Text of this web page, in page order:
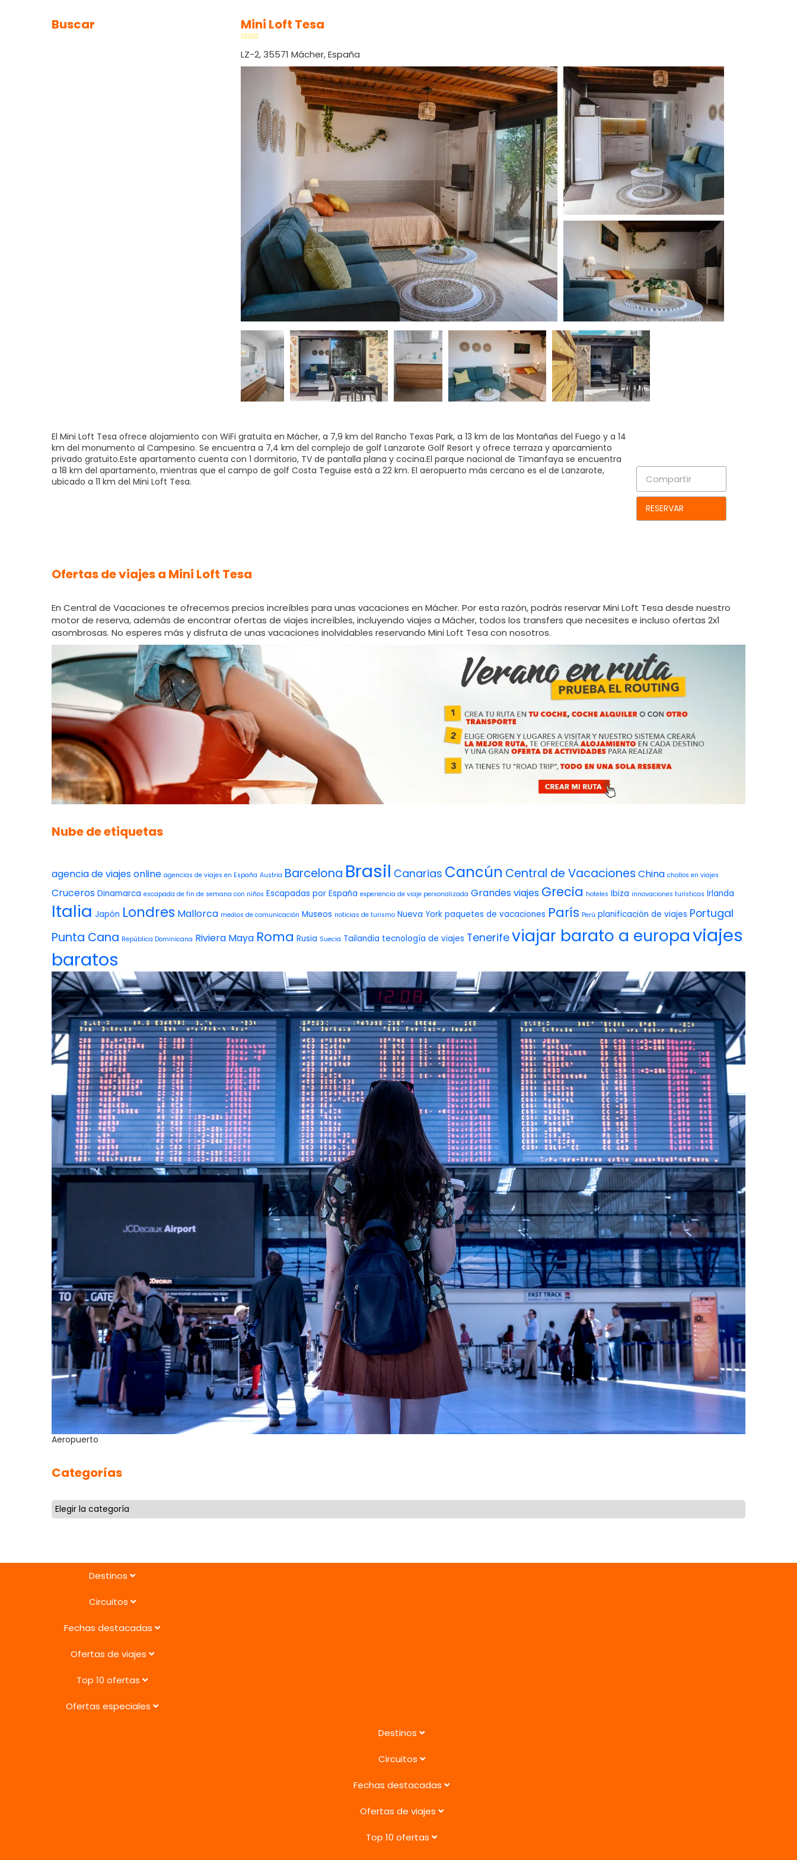
Buscar Mini Loft Tesa
LZ-2, 35571 Mácher, España
El Mini Loft Tesa ofrece alojamiento con WiFi gratuita en Mácher, a 7,9 km del Rancho Texas Park, a 13 km de las Montañas del Fuego y a 14
km del monumento al Campesino. Se encuentra a 7,4 km del complejo de golf Lanzarote Golf Resort y ofrece terraza y aparcamiento
privado gratuito.Este apartamento cuenta con 1 dormitorio, TV de pantalla plana y cocina.El parque nacional de Timanfaya se encuentra
a 18 km del apartamento, mientras que el campo de golf Costa Teguise está a 22 km. El aeropuerto más cercano es el de Lanzarote,
ubicado a 11 km del Mini Loft Tesa.
Compartir
RESERVAR
Ofertas de viajes a Mini Loft Tesa
En Central de Vacaciones te ofrecemos precios increíbles para unas vacaciones en Mácher. Por esta razón, podrás reservar Mini Loft Tesa desde nuestro
motor de reserva, además de encontrar ofertas de viajes increíbles, incluyendo viajes a Mácher, todos los transfers que necesites e incluso ofertas 2x1
asombrosas. No esperes más y disfruta de unas vacaciones inolvidables reservando Mini Loft Tesa con nosotros.
Nube de etiquetas
agencia de viajes online agencias de viajes en España Austria Barcelona Brasil Canarias Cancún Central de Vacaciones China chollos en viajes
Cruceros Dinamarca escapada de fin de semana con niños Escapadas por España experiencia de viaje personalizada Grandes viajes Grecia hoteles Ibiza innovaciones turísticas Irlanda
Italia Japón Londres Mallorca medios de comunicación Museos noticias de turismo Nueva York paquetes de vacaciones París Perú planificación de viajes Portugal
Punta Cana República Dominicana Riviera Maya Roma Rusia Suecia Tailandia tecnología de viajes Tenerifeviajar barato a europaviajes
baratos
Aeropuerto
Categorías
Destinos
Circuitos
Fechas destacadas
Ofertas de viajes
Top 10 ofertas
Ofertas especiales
Destinos
Circuitos
Fechas destacadas
Ofertas de viajes
Top 10 ofertas